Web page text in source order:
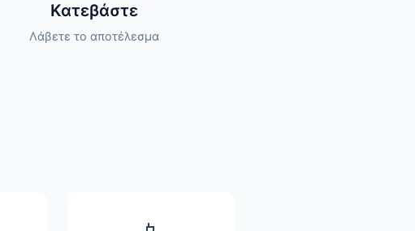
Κατεβάστε
Λάβετε το αποτέλεσμα